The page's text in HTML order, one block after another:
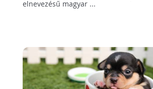
elnevezésű magyar ...